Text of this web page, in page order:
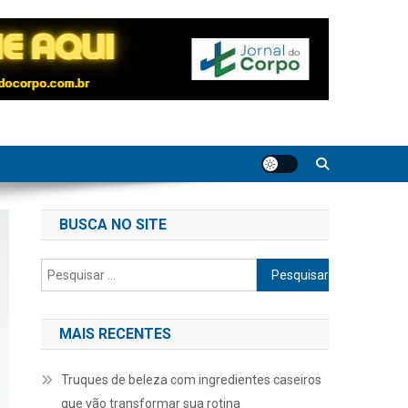
BUSCA NO SITE
Pesquisar
por:
MAIS RECENTES
Truques de beleza com ingredientes caseiros
que vão transformar sua rotina